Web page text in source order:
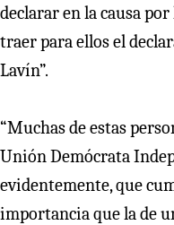
declarar en la causa
traer para ellos el
Lavín”.
“Muchas de estas
Unión Demócrata
evidentemente, que
importancia que la de